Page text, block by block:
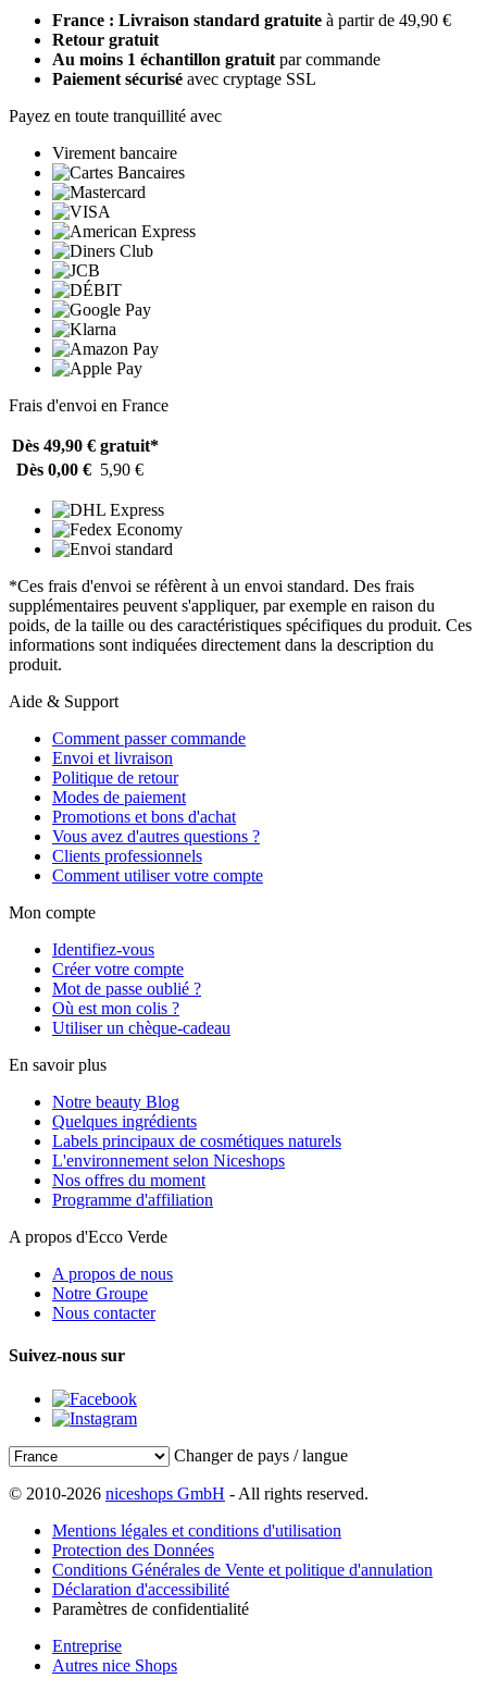
France : Livraison standard gratuite à partir de 49,90 €
Retour gratuit
Au moins 1 échantillon gratuit par commande
Paiement sécurisé avec cryptage SSL
Payez en toute tranquillité avec
Virement bancaire
Frais d'envoi en France
Dès 49,90 € gratuit*
Dès 0,00 € 5,90 €
*Ces frais d'envoi se réfèrent à un envoi standard. Des frais
supplémentaires peuvent s'appliquer, par exemple en raison du
poids, de la taille ou des caractéristiques spécifiques du produit. Ces
informations sont indiquées directement dans la description du
produit.
Aide & Support
Comment passer commande
Envoi et livraison
Politique de retour
Modes de paiement
Promotions et bons d'achat
Vous avez d'autres questions ?
Clients professionnels
Comment utiliser votre compte
Mon compte
Identifiez-vous
Créer votre compte
Mot de passe oublié ?
Où est mon colis ?
Utiliser un chèque-cadeau
En savoir plus
Notre beauty Blog
Quelques ingrédients
Labels principaux de cosmétiques naturels
L'environnement selon Niceshops
Nos offres du moment
Programme d'affiliation
A propos d'Ecco Verde
A propos de nous
Notre Groupe
Nous contacter
Suivez-nous sur
Changer de pays / langue
© 2010-2026 niceshops GmbH - All rights reserved.
Mentions légales et conditions d'utilisation
Protection des Données
Conditions Générales de Vente et politique d'annulation
Déclaration d'accessibilité
Paramètres de confidentialité
Entreprise
Autres nice Shops